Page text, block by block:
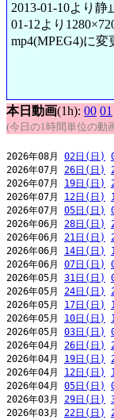
2013-01-10より
01-12より
mp4(MPEG4)に変
本日動画(1h): 00 01
(今日の1時間単位の動
2026年08月 02日(日)
2026年07月 26日(日)
2026年07月 19日(日)
2026年07月 12日(日)
2026年07月 05日(日)
2026年06月 28日(日)
2026年06月 21日(日)
2026年06月 14日(日)
2026年06月 07日(日)
2026年05月 31日(日)
2026年05月 24日(日)
2026年05月 17日(日)
2026年05月 10日(日)
2026年05月 03日(日)
2026年04月 26日(日)
2026年04月 19日(日)
2026年04月 12日(日)
2026年04月 05日(日)
2026年03月 29日(日)
2026年03月 22日(日)